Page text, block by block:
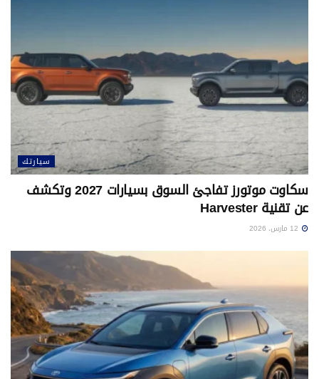
سيارتك
سكاوت موتورز تفاجئ السوق بسيارات 2027 وتكشف
عن تقنية Harvester